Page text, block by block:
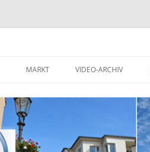
MARKT VIDEO-ARCHIV